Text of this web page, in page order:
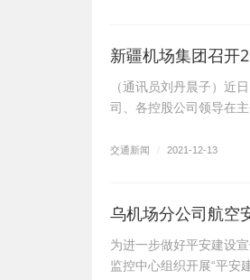
新疆机场集团召开
（通讯员刘丹晨子）近
司、各控股公司领导在
交通新闻 / 2021-12-13
乌机场分公司航空
为进一步做好平安建设
监控中心组织开展“平安